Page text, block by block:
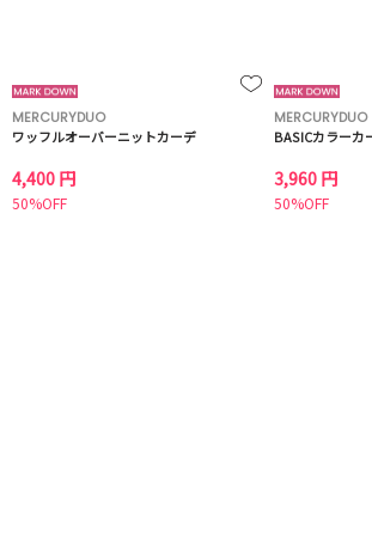
MERCURYDUO
ワッフルオーバーニットカーデ
4,400 円
50%OFF
MERCURYDUO
BASICカラーカ
3,960 円
50%OFF